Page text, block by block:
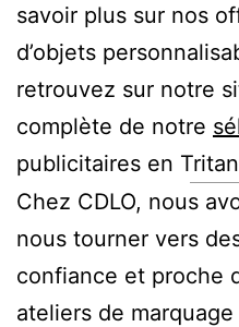
savoir plus sur nos
d’objets
retrouvez sur notre
complète de notre
publicitaires en
Chez CDLO, nous
nous tourner vers
confiance et proche
ateliers de